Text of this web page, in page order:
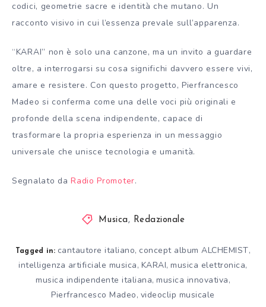
codici, geometrie sacre e identità che mutano. Un
racconto visivo in cui l’essenza prevale sull’apparenza.
“KARAI” non è solo una canzone, ma un invito a guardare
oltre, a interrogarsi su cosa significhi davvero essere vivi,
amare e resistere. Con questo progetto, Pierfrancesco
Madeo si conferma come una delle voci più originali e
profonde della scena indipendente, capace di
trasformare la propria esperienza in un messaggio
universale che unisce tecnologia e umanità.
Segnalato daRadio Promoter.
Musica , Redazionale
Tagged in: cantautore italiano, concept album ALCHEMIST,
intelligenza artificiale musica, KARAI,musica elettronica,
musica indipendente italiana, musica innovativa,
Pierfrancesco Madeo, videoclip musicale